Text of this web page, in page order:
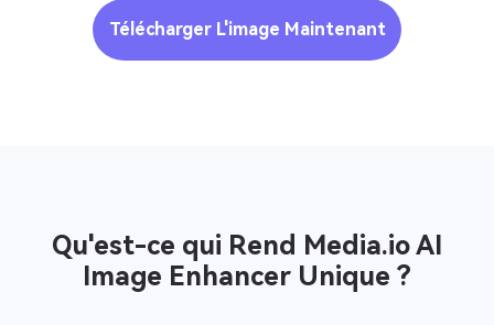
Télécharger L'image Maintenant
Qu'est-ce qui Rend Media.io AI
Image Enhancer Unique ?